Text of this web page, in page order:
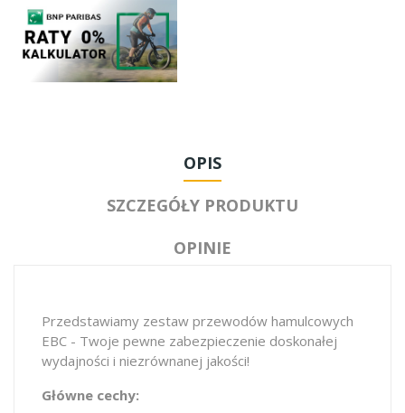
OPIS
SZCZEGÓŁY PRODUKTU
OPINIE
Przedstawiamy zestaw przewodów hamulcowych
EBC - Twoje pewne zabezpieczenie doskonałej
wydajności i niezrównanej jakości!
Główne cechy: